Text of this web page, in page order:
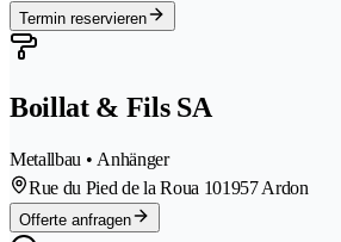
Termin reservieren
Boillat & Fils SA
Metallbau • Anhänger
Rue du Pied de la Roua 101957 Ardon
Offerte anfragen